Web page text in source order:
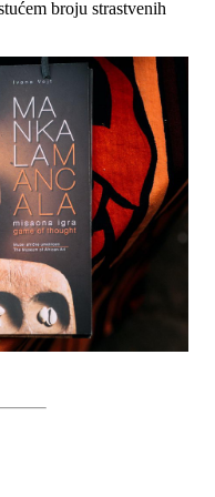
broju strastvenih